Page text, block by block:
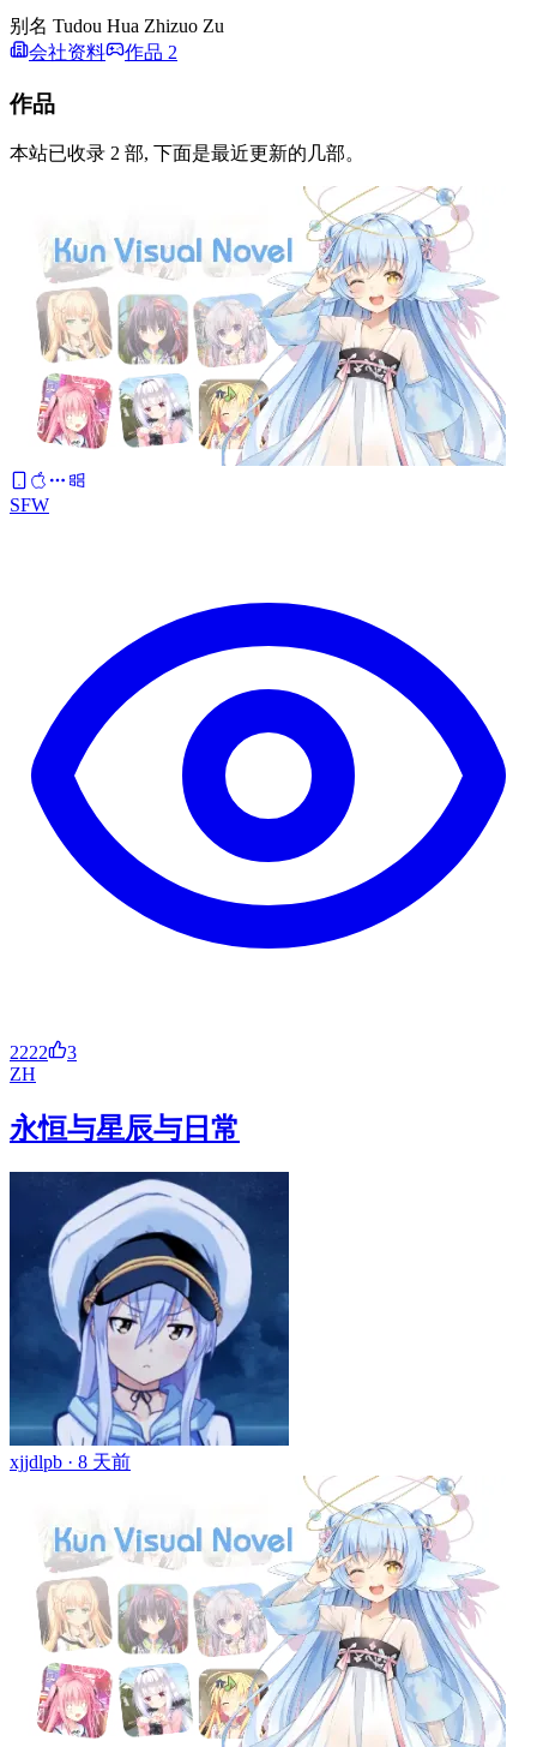
别名 Tudou Hua Zhizuo Zu
会社资料
作品 2
作品
本站已收录 2 部, 下面是最近更新的几部。
SFW
2222
3
ZH
永恒与星辰与日常
xjjdlpb · 8 天前